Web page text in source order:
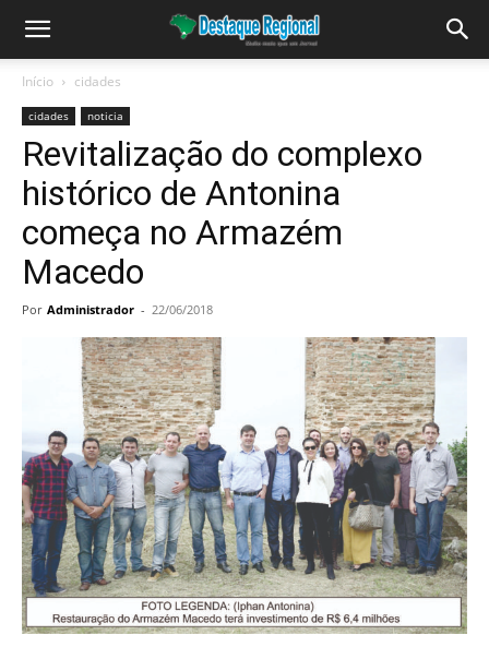
Início cidades
cidades noticia
Revitalização do complexo
histórico de Antonina
começa no Armazém
Macedo
Por Administrador - 22/06/2018